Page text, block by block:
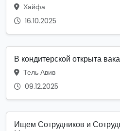
Хайфа
16.10.2025
В кондитерской открыта
Тель Авив
09.12.2025
Ищем Сотрудников и